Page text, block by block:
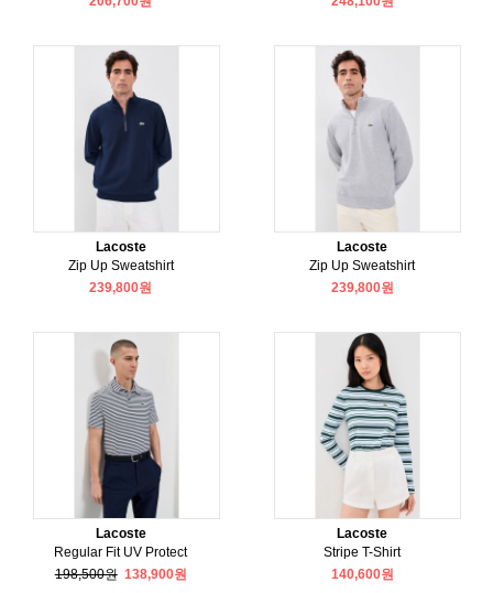
Lacoste
Zip Up Sweatshirt
239,800원
Lacoste
Zip Up Sweatshirt
239,800원
Lacoste
Regular Fit UV Protect
198,500원 138,900원
Lacoste
Stripe T-Shirt
140,600원